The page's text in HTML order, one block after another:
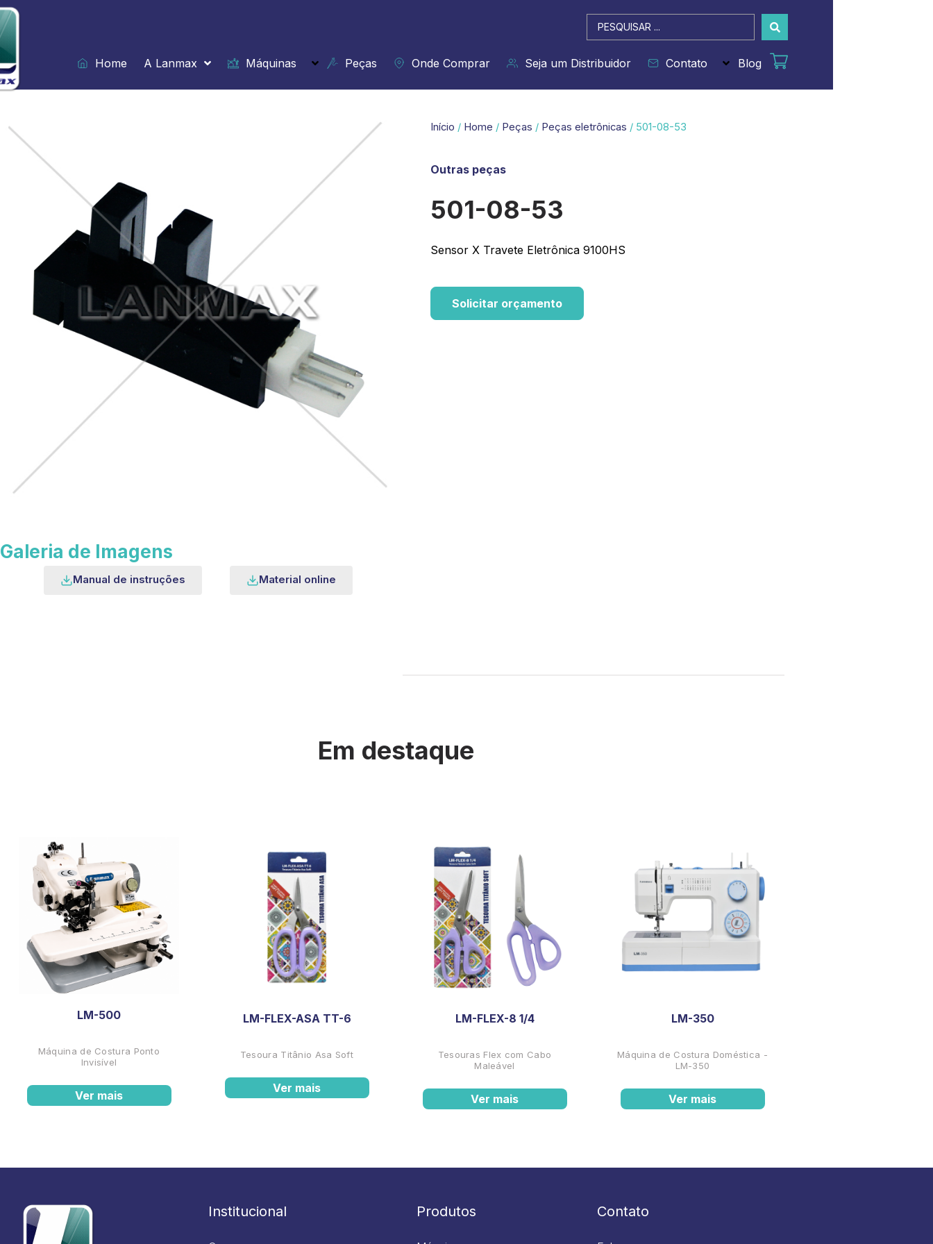
Ir
para
o
conteúdo
Pesquisar
...
Home
A Lanmax Máquinas Peças Onde Comprar Seja um Distribuidor Contato Blog
Galeria de Imagens
Manual de instruções Material online
Início / Home / Peças / Peças eletrônicas / 501-08-53
Outras peças
501-08-53
Sensor X Travete Eletrônica 9100HS
Solicitar orçamento
Em destaque
LM-500
Máquina de Costura Ponto
Invisível
Ver mais
LM-FLEX-ASA TT-6
Tesoura Titânio Asa Soft
Ver mais
LM-FLEX-8 1/4
Tesouras Flex com Cabo
Maleável
Ver mais
LM-350
Máquina de Costura Doméstica -
LM-350
Ver mais
Institucional Produtos Contato